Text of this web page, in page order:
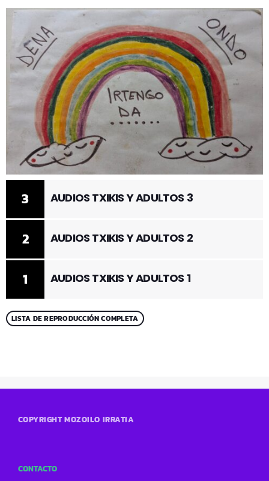
1 AUDIOS TXIKIS Y ADULTOS 1
2 AUDIOS TXIKIS Y ADULTOS 2
3 AUDIOS TXIKIS Y ADULTOS 3
LISTA DE REPRODUCCIÓN COMPLETA
COPYRIGHT MOZOILO IRRATIA
CONTACTO